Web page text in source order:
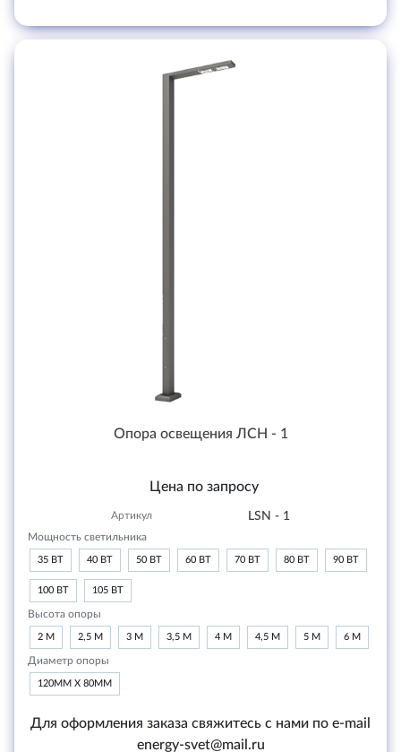
Опора освещения ЛСН - 1
Цена по запросу
Артикул LSN - 1
Мощность светильника
35 ВТ 40 ВТ 50 ВТ 60 ВТ 70 ВТ 80 ВТ 90 ВТ
100 ВТ 105 ВТ
Высота опоры
2 М 2,5 М 3 М 3,5 М 4 М 4,5 М 5 М 6 М
Диаметр опоры
120ММ Х 80ММ
Для оформления заказа свяжитесь с нами по e-mail
energy-svet@mail.ru